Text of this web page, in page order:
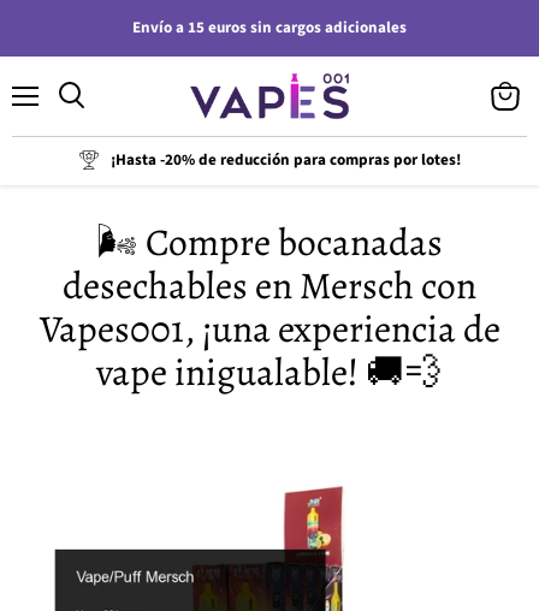
Envío a 15 euros sin cargos adicionales
¡Hasta -20% de reducción para compras por lotes!
carrito
🌬️ Compre bocanadas
desechables en Mersch con
Vapes001, ¡una experiencia de
vape inigualable! 🚚💨